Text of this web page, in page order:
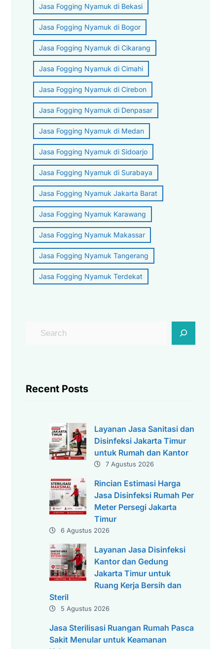
Jasa Fogging Nyamuk di Bekasi
Jasa Fogging Nyamuk di Bogor
Jasa Fogging Nyamuk di Cikarang
Jasa Fogging Nyamuk di Cimahi
Jasa Fogging Nyamuk di Cirebon
Jasa Fogging Nyamuk di Denpasar
Jasa Fogging Nyamuk di Medan
Jasa Fogging Nyamuk di Sidoarjo
Jasa Fogging Nyamuk di Surabaya
Jasa Fogging Nyamuk Jakarta Barat
Jasa Fogging Nyamuk Karawang
Jasa Fogging Nyamuk Makassar
Jasa Fogging Nyamuk Tangerang
Jasa Fogging Nyamuk Terdekat
Recent Posts
Layanan Jasa Sanitasi dan
Disinfeksi Jakarta Timur
untuk Rumah dan Kantor
7 Agustus 2026
Rincian Estimasi Harga
Jasa Disinfeksi Rumah Per
Meter Persegi Jakarta
Timur
6 Agustus 2026
Layanan Jasa Disinfeksi
Kantor dan Gedung
Jakarta Timur untuk
Ruang Kerja Bersih dan
Steril
5 Agustus 2026
Jasa Sterilisasi Ruangan Rumah Pasca
Sakit Menular untuk Keamanan